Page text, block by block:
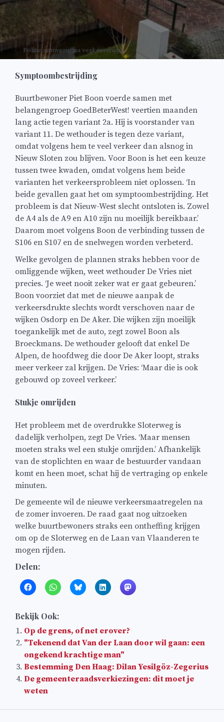
Politie aanwezig na verkeersruzie
Symptoombestrijding
Buurtbewoner Piet Boon voerde samen met
belangengroep GoedBeterWest! veertien maanden
lang actie tegen variant 2a. Hij is voorstander van
variant 11. De wethouder is tegen deze variant,
omdat volgens hem te veel verkeer dan alsnog in
Nieuw Sloten zou blijven. Voor Boon is het een keuze
tussen twee kwaden, omdat volgens hem beide
varianten het verkeersprobleem niet oplossen. ‘In
beide gevallen gaat het om symptoombestrijding. Het
probleem is dat Nieuw-West slecht ontsloten is. Zowel
de A4 als de A9 en A10 zijn nu moeilijk bereikbaar.’
Daarom moet volgens Boon de verbinding tussen de
S106 en S107 en de snelwegen worden verbeterd.
Welke gevolgen de plannen straks hebben voor de
omliggende wijken, weet wethouder De Vries niet
precies. ‘Je weet nooit zeker wat er gaat gebeuren.’
Boon voorziet dat met de nieuwe aanpak de
verkeersdrukte slechts wordt verschoven naar de
wijken Osdorp en De Aker. Die wijken zijn moeilijk
toegankelijk met de auto, zegt zowel Boon als
Broeckmans. De wethouder gelooft dat enkel De
Alpen, de hoofdweg die door De Aker loopt, straks
meer verkeer zal krijgen. De Vries: ‘Maar die is ook
gebouwd op zoveel verkeer.’
Stukje omrijden
Het probleem met de overdrukke Sloterweg is
dadelijk verholpen, zegt De Vries. ‘Maar mensen
moeten straks wel een stukje omrijden.’ Afhankelijk
van de stoplichten en waar de bestuurder vandaan
komt en heen moet, schat hij de vertraging op enkele
minuten.
De gemeente wil de nieuwe verkeersmaatregelen na
de zomer invoeren. De raad gaat nog uitzoeken
welke buurtbewoners straks een ontheffing krijgen
om op de Sloterweg en de Laan van Vlaanderen te
mogen rijden.
Delen:
Bekijk Ook:
Op de grens, of net erover?
"Tekenend dat Van der Laan door wil gaan: een
ongekend krachtige man"
Bestemming Den Haag: Dilan Yesilgöz-Zegerius
De gemeenteraadsverkiezingen: dit moet je
weten